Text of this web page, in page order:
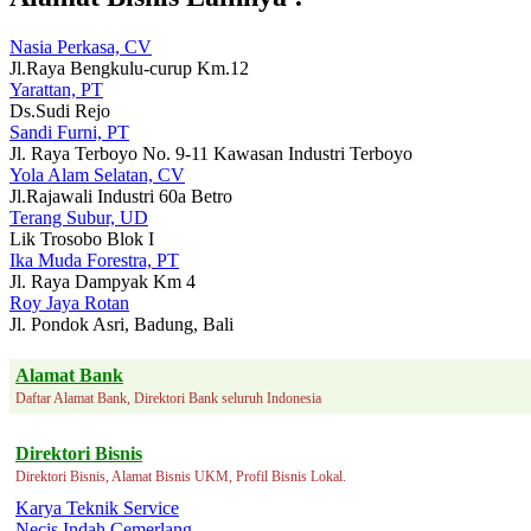
Nasia Perkasa, CV
Jl.Raya Bengkulu-curup Km.12
Yarattan, PT
Ds.Sudi Rejo
Sandi Furni, PT
Jl. Raya Terboyo No. 9-11 Kawasan Industri Terboyo
Yola Alam Selatan, CV
Jl.Rajawali Industri 60a Betro
Terang Subur, UD
Lik Trosobo Blok I
Ika Muda Forestra, PT
Jl. Raya Dampyak Km 4
Roy Jaya Rotan
Jl. Pondok Asri, Badung, Bali
Alamat Bank
Daftar Alamat Bank, Direktori Bank seluruh Indonesia
Direktori Bisnis
Direktori Bisnis, Alamat Bisnis UKM, Profil Bisnis Lokal.
Karya Teknik Service